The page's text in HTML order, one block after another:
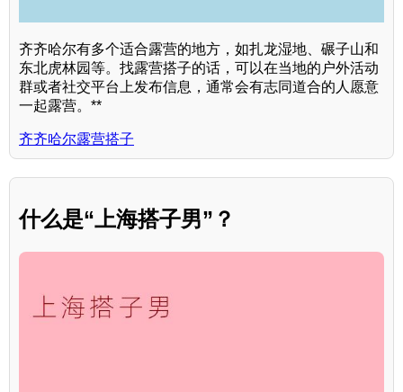
齐齐哈尔有多个适合露营的地方，如扎龙湿地、碾子山和
东北虎林园等。找露营搭子的话，可以在当地的户外活动
群或者社交平台上发布信息，通常会有志同道合的人愿意
一起露营。**
齐齐哈尔露营搭子
什么是“上海搭子男”？